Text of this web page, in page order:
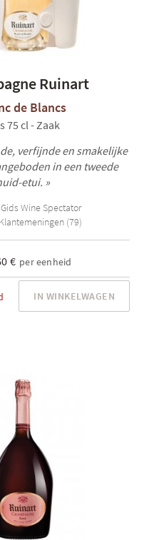
Ruinart
de Blancs
75 cl - Zaak
verfijnde en smakelijke
in een tweede
etui. »
Gids Wine Spectator
Klantemeningen (79)
€ per eenheid
IN WINKELWAGEN